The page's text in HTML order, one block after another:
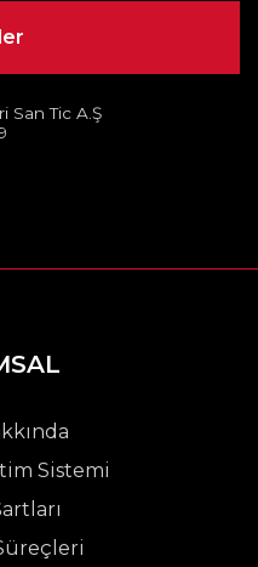
San Tic A.Ş
Sistemi